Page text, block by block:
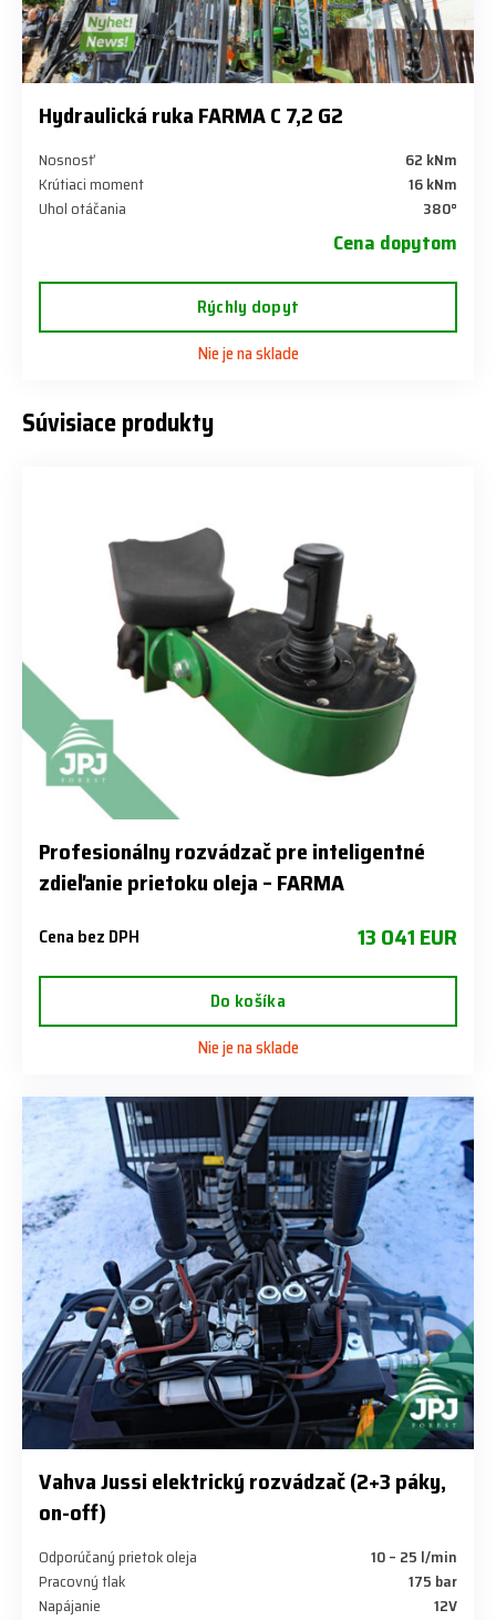
Hydraulická ruka FARMA C 7,2 G2
Nosnosť
62 kNm
Krútiaci moment
16 kNm
Uhol otáčania
380°
Cena dopytom
Rýchly dopyt
Nie je na sklade
Súvisiace produkty
Profesionálny rozvádzač pre inteligentné
zdieľanie prietoku oleja – FARMA
Cena bez DPH 13 041 EUR
Do košíka
Nie je na sklade
Vahva Jussi elektrický rozvádzač (2+3 páky,
on-off)
Odporúčaný prietok oleja
10 – 25 l/min
Pracovný tlak
175 bar
Napájanie
12V